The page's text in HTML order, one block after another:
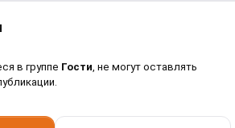
в группе Гости, не могут оставлять